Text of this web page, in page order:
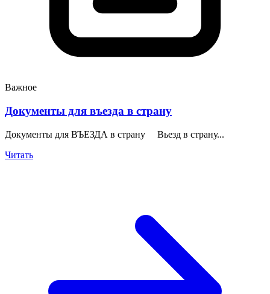
Важное
Документы для въезда в страну
Документы для ВЪЕЗДА в страну Вьезд в страну...
Читать